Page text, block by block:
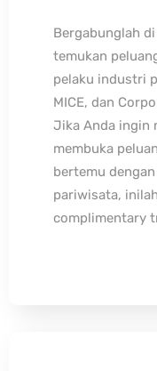
Bergabunglah
temukan
pelaku industri
MICE, dan
Jika Anda ingin
membuka
bertemu
pariwisata,
complimentary